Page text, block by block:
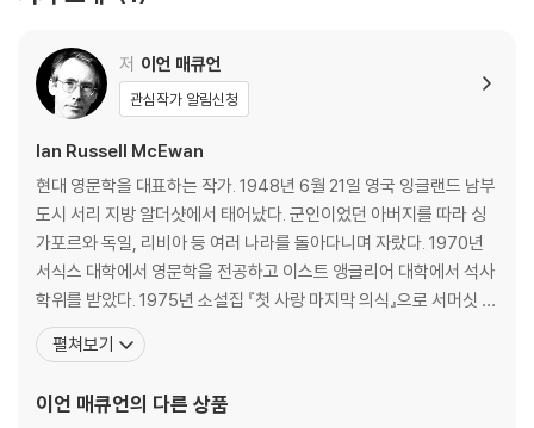
저 이언 매큐언
관심작가 알림신청
Ian Russell McEwan
현대 영문학을 대표하는 작가. 1948년 6월 21일 영국 잉글랜드 남부
도시 서리 지방 알더샷에서 태어났다. 군인이었던 아버지를 따라 싱
가포르와 독일, 리비아 등 여러 나라를 돌아다니며 자랐다. 1970년
서식스 대학에서 영문학을 전공하고 이스트 앵글리어 대학에서 석사
학위를 받았다. 1975년 소설집 『첫 사랑 마지막 의식』으로 서머싯 몸
상을 받으며 화려하게 데뷔했고 이후 1987년 『차일드 인 타임』으로
휫브레드상을 받았고, 1992년 『검은 개』를 발표해 『위험한 이방인』
으로 부커상을 수상했다. 2001년
펼쳐보기
이언 매큐언의 다른 상품